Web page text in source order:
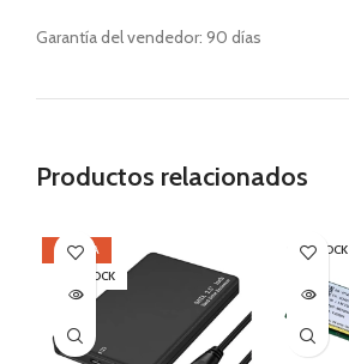
Garantía del vendedor: 90 días
Productos relacionados
OFERTA
SIN STOCK
SIN STOCK